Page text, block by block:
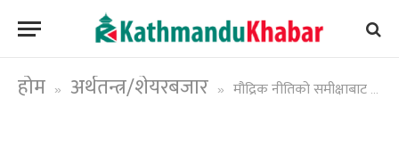
होम » अर्थतन्त्र/शेयरबजार » मौद्रिक नीतिको समीक्षाबाट अर्थतन्त्र सुधारमा सहयोग पुग्छ : अध्यक्ष ढकाल